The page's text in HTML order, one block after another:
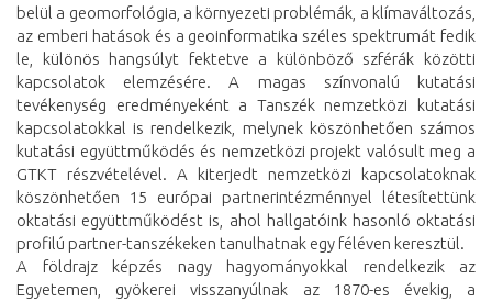
belül a geomorfológia, a környezeti problémák, a klímaváltozás,
az emberi hatások és a geoinformatika széles spektrumát fedik
le, különös hangsúlyt fektetve a különböző szférák közötti
kapcsolatok elemzésére. A magas színvonalú kutatási
tevékenység eredményeként a Tanszék nemzetközi kutatási
kapcsolatokkal is rendelkezik, melynek köszönhetően számos
kutatási együttműködés és nemzetközi projekt valósult meg a
GTKT részvételével. A kiterjedt nemzetközi kapcsolatoknak
köszönhetően 15 európai partnerintézménnyel létesítettünk
oktatási együttműködést is, ahol hallgatóink hasonló oktatási
profilú partner-tanszékeken tanulhatnak egy féléven keresztül.
A földrajz képzés nagy hagyományokkal rendelkezik az
Egyetemen, gyökerei visszanyúlnak az 1870-es évekig, a